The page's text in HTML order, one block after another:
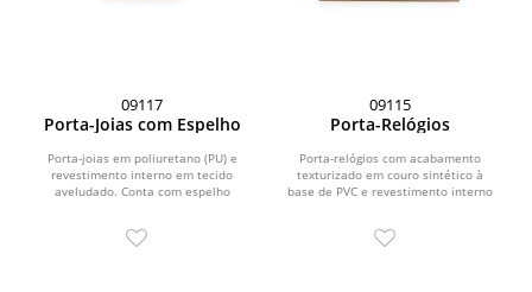
09117
Porta-Joias com Espelho
Porta-joias em poliuretano (PU) e
revestimento interno em tecido
aveludado. Conta com espelho
09115
Porta-Relógios
Porta-relógios com acabamento
texturizado em couro sintético à
base de PVC e revestimento interno